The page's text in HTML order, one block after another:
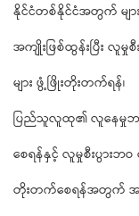
နိုင်ငံတစ်နိုင်ငံအတွက် မျာ
အကျိုးဖြစ်ထွန်းပြီး လူမှုစီ
များ ဖွံ့ဖြိုးတိုးတက်ရန်၊
ပြည်သူလူထု၏ လူနေမှုဘဝ
စေရန်နှင့် လူမှုစီးပွားဘဝ
တိုးတက်စေရန်အတွက်